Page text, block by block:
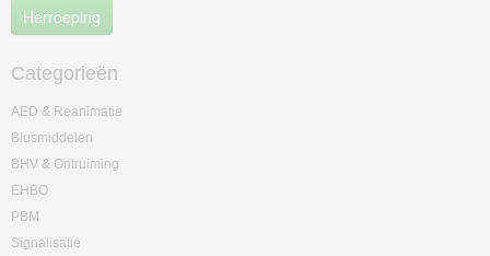
Herroeping
Categorieën
AED & Reanimatie
Blusmiddelen
BHV & Ontruiming
EHBO
PBM
Signalisatie